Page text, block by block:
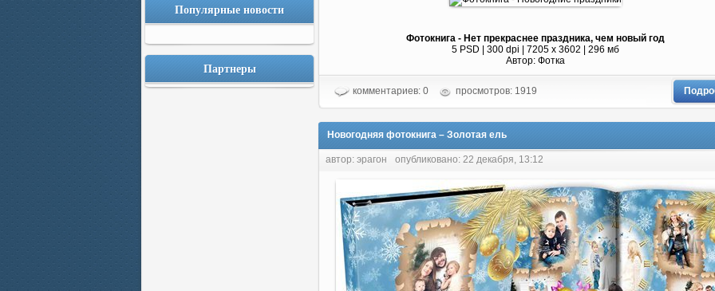
Популярные новости
Партнеры
Фотокнига - Нет прекраснее праздника, чем новый год
5 PSD | 300 dpi | 7205 x 3602 | 296 мб
Автор: Фотка
комментариев: 0 просмотров: 1919
Новогодняя фотокнига – Золотая ель
автор: эрагон опубликовано: 22 декабря, 13:12